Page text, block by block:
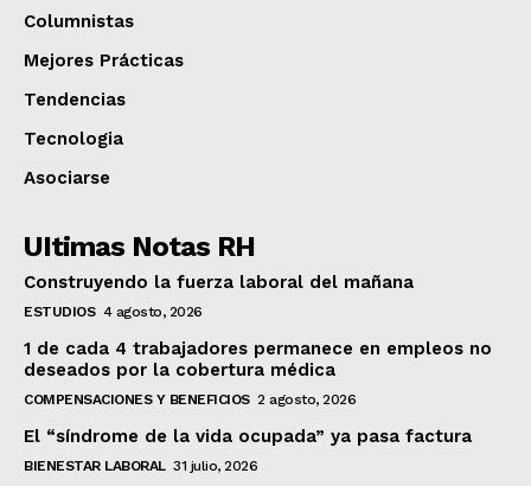
Columnistas
Mejores Prácticas
Tendencias
Tecnologia
Asociarse
UItimas Notas RH
Construyendo la fuerza laboral del mañana
ESTUDIOS 4 agosto, 2026
1 de cada 4 trabajadores permanece en empleos no
deseados por la cobertura médica
COMPENSACIONES Y BENEFICIOS 2 agosto, 2026
El “síndrome de la vida ocupada” ya pasa factura
BIENESTAR LABORAL 31 julio, 2026